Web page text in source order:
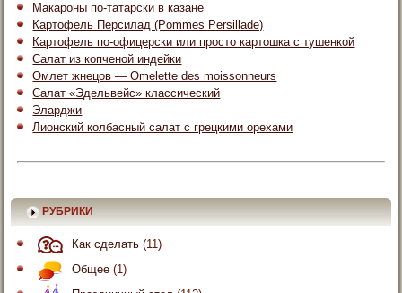
Макароны по-татарски в казане
Картофель Персилад (Pommes Persillade)
Картофель по-офицерски или просто картошка с тушенкой
Салат из копченой индейки
Омлет жнецов — Omelette des moissonneurs
Салат «Эдельвейс» классический
Эларджи
Лионский колбасный салат с грецкими орехами
РУБРИКИ
Как сделать (11)
Общее (1)